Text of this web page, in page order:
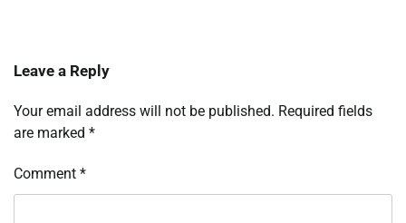
Leave a Reply
Your email address will not be published. Required fields
are marked *
Comment *